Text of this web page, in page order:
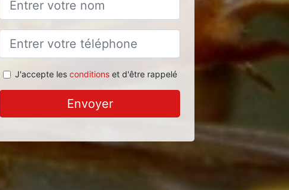
J'accepte les conditionset d'être rappelé
Envoyer